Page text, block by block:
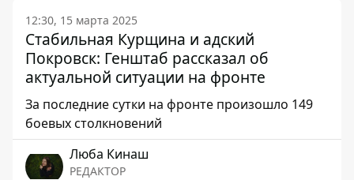
12:30, 15 марта 2025
Стабильная Курщина и адский
Покровск: Генштаб рассказал об
актуальной ситуации на фронте
За последние сутки на фронте произошло 149
боевых столкновений
Люба Кинаш
РЕДАКТОР